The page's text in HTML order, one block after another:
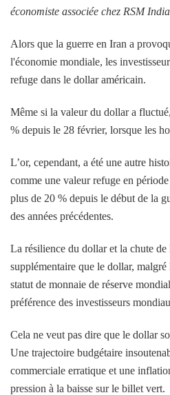
économiste associée chez RSM
Alors que la guerre en Iran a
l'économie mondiale, les
refuge dans le dollar américain.
Même si la valeur du dollar a
% depuis le 28 février, lorsque les
L’or, cependant, a été une autre
comme une valeur refuge en
plus de 20 % depuis le début de la
des années précédentes.
La résilience du dollar et la chute
supplémentaire que le dollar, malgré
statut de monnaie de réserve
préférence des investisseurs
Cela ne veut pas dire que le dollar
Une trajectoire budgétaire
commerciale erratique et une
pression à la baisse sur le billet vert.